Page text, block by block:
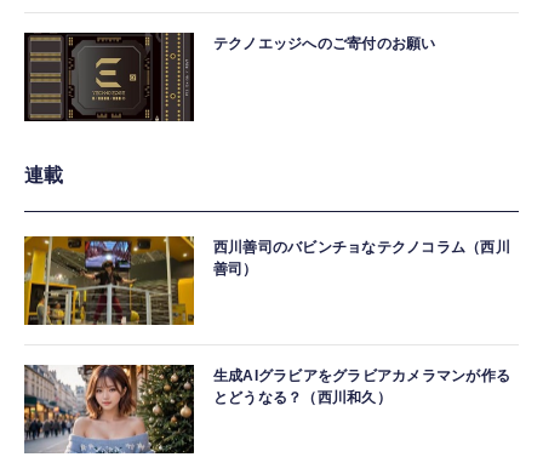
テクノエッジへのご寄付のお願い
連載
西川善司のバビンチョなテクノコラム（西川
善司）
生成AIグラビアをグラビアカメラマンが作る
とどうなる？（西川和久）